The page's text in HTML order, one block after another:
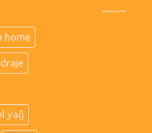
home
yağ